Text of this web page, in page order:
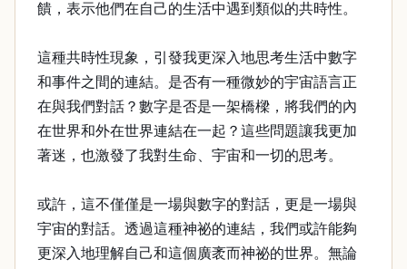
饋，表示他們在自己的生活中遇到類似的共時性。
這種共時性現象，引發我更深入地思考生活中數字
和事件之間的連結。是否有一種微妙的宇宙語言正
在與我們對話？數字是否是一架橋樑，將我們的內
在世界和外在世界連結在一起？這些問題讓我更加
著迷，也激發了我對生命、宇宙和一切的思考。
或許，這不僅僅是一場與數字的對話，更是一場與
宇宙的對話。透過這種神祕的連結，我們或許能夠
更深入地理解自己和這個廣袤而神祕的世界。無論